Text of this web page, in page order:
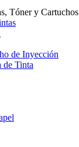
Tóner y Cartuchos
de Inyección
de Tinta